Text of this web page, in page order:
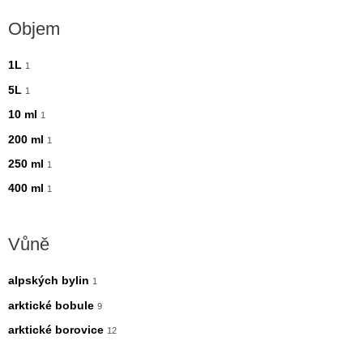
Objem
1L 1
5L 1
10 ml 1
200 ml 1
250 ml 1
400 ml 1
Vůně
alpských bylin 1
arktické bobule 9
arktické borovice 12